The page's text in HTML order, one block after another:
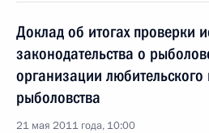
Доклад об итогах проверки
законодательства о
организации любительского
рыболовства
21 мая 2011 года, 10:00